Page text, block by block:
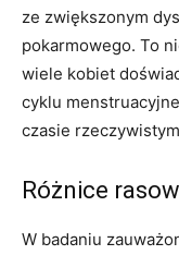
ze zwiększonym
pokarmowego. To
wiele kobiet
cyklu
czasie
Różnice
W badaniu